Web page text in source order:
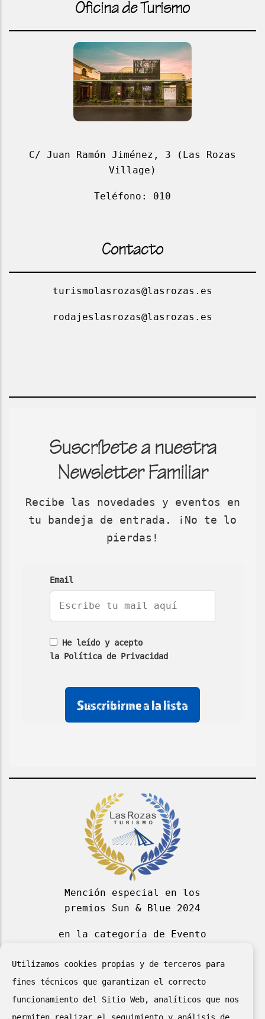
Oficina de Turismo
C/ Juan Ramón Jiménez, 3 (Las Rozas
Village)
Teléfono: 010
Contacto
turismolasrozas@lasrozas.es
rodajeslasrozas@lasrozas.es
Suscríbete a nuestra
Newsletter Familiar
Recibe las novedades y eventos en
tu bandeja de entrada. ¡No te lo
pierdas!
Email
He leído y acepto
la Política de Privacidad
rellenar
campo
rellenar
campo
casilla
Mención especial en los
premios Sun & Blue 2024
en la categoría de Evento
Utilizamos cookies propias y de terceros para
fines técnicos que garantizan el correcto
funcionamiento del Sitio Web, analíticos que nos